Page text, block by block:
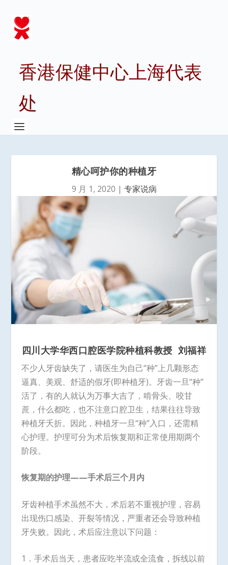
香港保健中心上海代表
处
精心呵护你的种植牙
9 月 1, 2020 | 专家说病
四川大学华西口腔医学院种植科教授 刘福祥
不少人牙齿缺失了，请医生为自己“种”上几颗形态
逼真、美观、舒适的假牙(即种植牙)。牙齿一旦“种”
活了，有的人就认为万事大吉了，啃骨头、咬甘
蔗，什么都吃，也不注意口腔卫生，结果往往导致
种植牙夭折。因此，种植牙一旦“种”入口，还需精
心护理。护理可分为术后恢复期和正常使用期两个
阶段。
恢复期的护理——手术后三个月内
牙齿种植手术虽然不大，术后若不重视护理，容易
出现伤口感染、开裂等情况，严重者还会导致种植
牙失败。因此，术后应注意以下问题：
1．手术后当天，患者应吃半流或全流食，拆线以前